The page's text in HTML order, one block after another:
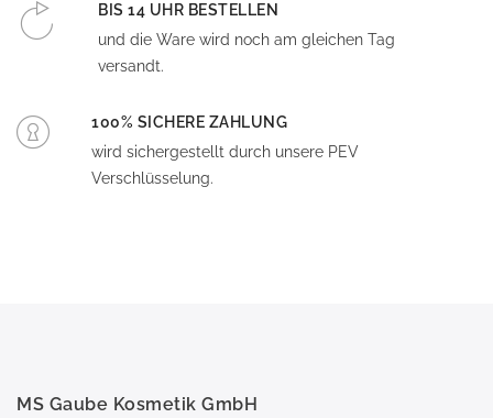
BIS 14 UHR BESTELLEN
und die Ware wird noch am gleichen Tag
versandt.
100% SICHERE ZAHLUNG
wird sichergestellt durch unsere PEV
Verschlüsselung.
MS Gaube Kosmetik GmbH